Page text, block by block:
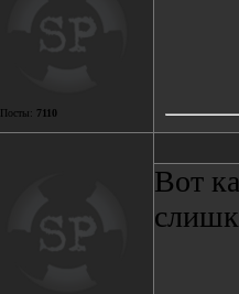
Посты: 7110
Вот